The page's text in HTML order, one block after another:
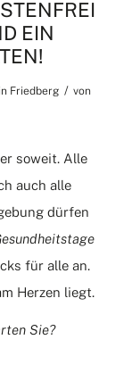
EIN
Friedberg / von
soweit. Alle
auch alle
dürfen
für alle an.
Herzen liegt.
Sie?